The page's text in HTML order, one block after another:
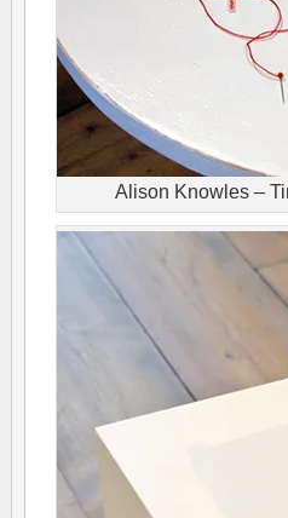
Alison Knowles –